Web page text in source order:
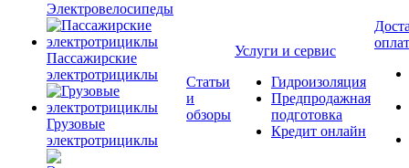
Электровелосипеды
Пассажирские
электротрициклы
Грузовые
электротрициклы
Статьи
и
обзоры
Услуги и сервис
Гидроизоляция
Предпродажная
подготовка
Кредит онлайн